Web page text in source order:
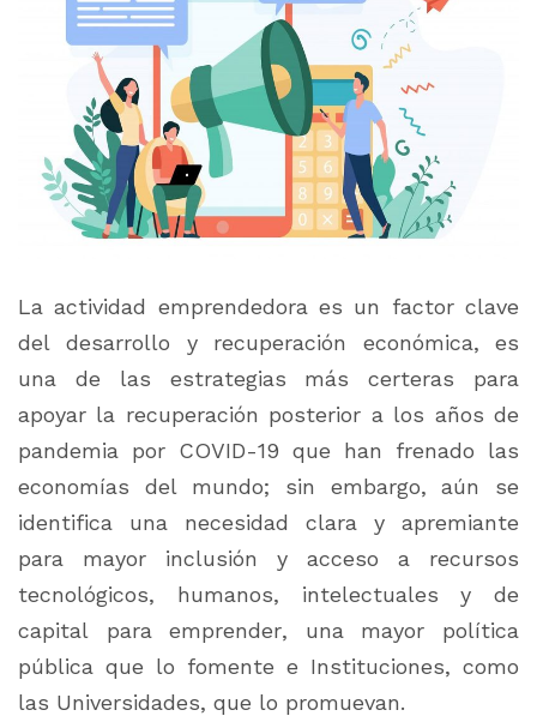
La actividad emprendedora es un factor clave
del desarrollo y recuperación económica, es
una de las estrategias más certeras para
apoyar la recuperación posterior a los años de
pandemia por COVID-19 que han frenado las
economías del mundo; sin embargo, aún se
identifica una necesidad clara y apremiante
para mayor inclusión y acceso a recursos
tecnológicos, humanos, intelectuales y de
capital para emprender, una mayor política
pública que lo fomente e Instituciones, como
las Universidades, que lo promuevan.